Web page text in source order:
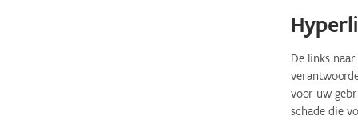
De links
voor uw
schade die